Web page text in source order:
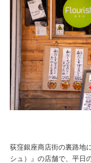
連載
中央線フェス
イベント情報
おしらせ
荻窪銀座商店街の裏路地
シュ）』の店舗で、平日